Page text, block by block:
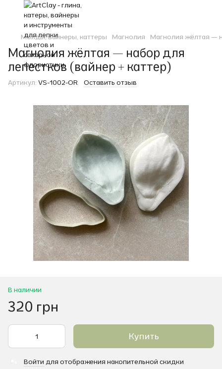
Молды, вайнеры, каттеры Магнолия Магнолия жёлтая —
Магнолия жёлтая — набор для
лепестков (вайнер + каттер)
Артикул: VS-1002-OR Оставить отзыв
В наличии
320 грн
Купить
Войти для отображения накопительной скидки